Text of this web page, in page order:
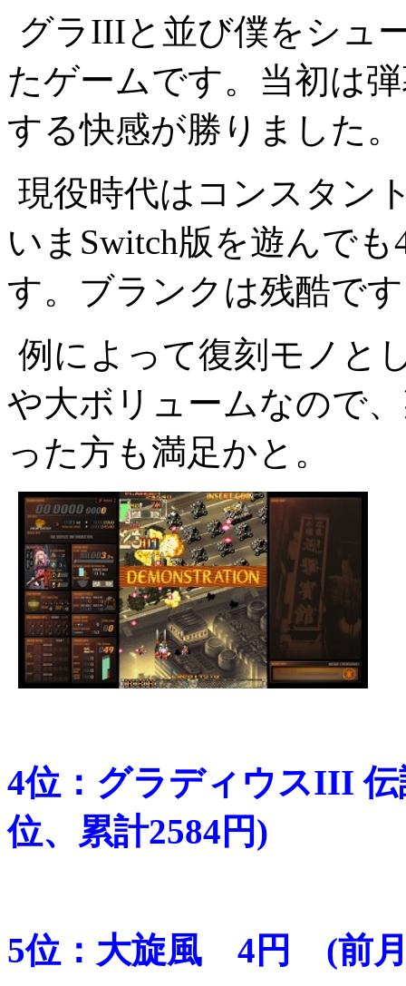
グラIIIと並び僕をシュ
たゲームです。当初は
する快感が勝りました。
現役時代はコンスタン
いまSwitch版を遊んで
す。ブランクは残酷で
例によって復刻モノと
や大ボリュームなので
った方も満足かと。
4位：グラディウスIII
位、累計2584円)
5位：大旋風 4円 (前月